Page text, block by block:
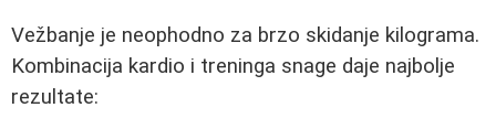
Vežbanje je neophodno za brzo skidanje kilograma.
Kombinacija kardio i treninga snage daje najbolje
rezultate: